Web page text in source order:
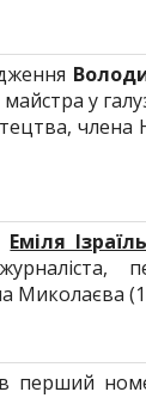
у
члена
Еміля
Миколаєва